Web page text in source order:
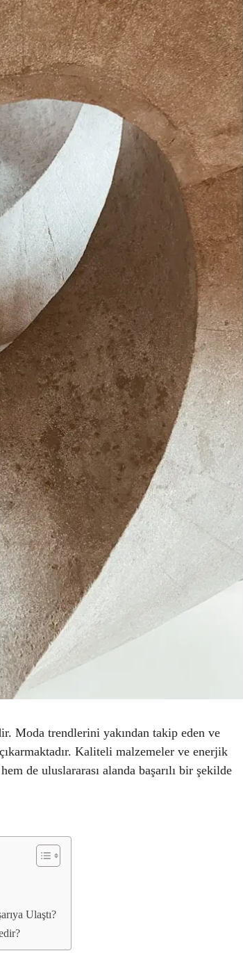
Moda trendlerini yakından takip eden ve
Kaliteli malzemeler ve enerjik
de uluslararası alanda başarılı bir şekilde
Ulaştı?